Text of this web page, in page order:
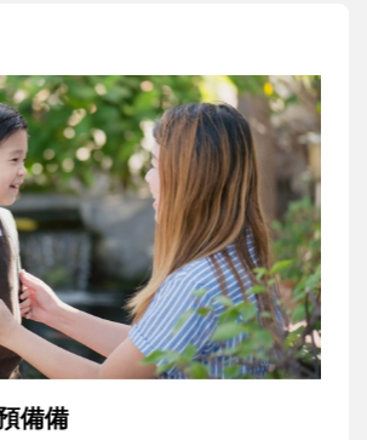
大的那個男人│讀懂父親的